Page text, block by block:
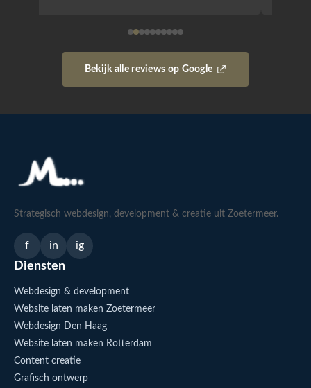
Bekijk alle reviews op Google
Strategisch webdesign, development & creatie uit Zoetermeer.
f in ig
Diensten
Webdesign & development
Website laten maken Zoetermeer
Webdesign Den Haag
Website laten maken Rotterdam
Content creatie
Grafisch ontwerp